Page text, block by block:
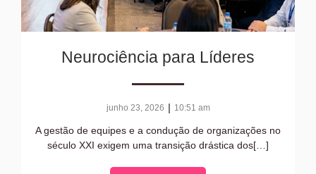
Neurociência para Líderes
junho 23, 2026 | 10:51 am
A gestão de equipes e a condução de organizações no
século XXI exigem uma transição drástica dos[…]